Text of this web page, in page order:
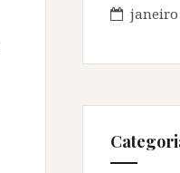
janeiro